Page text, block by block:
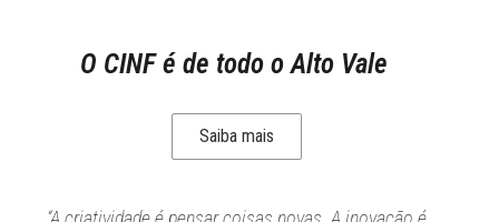
O CINF é de todo o Alto Vale
Saiba mais